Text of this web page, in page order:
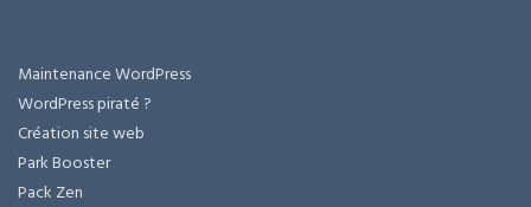
Maintenance WordPress
WordPress piraté ?
Création site web
Park Booster
Pack Zen